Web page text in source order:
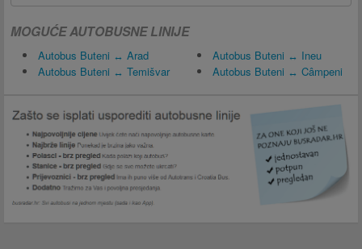
MOGUĆE AUTOBUSNE LINIJE
Autobus Buteni ↔ Arad
Autobus Buteni ↔ Temišvar
Autobus Buteni ↔ Ineu
Autobus Buteni ↔ Câmpeni